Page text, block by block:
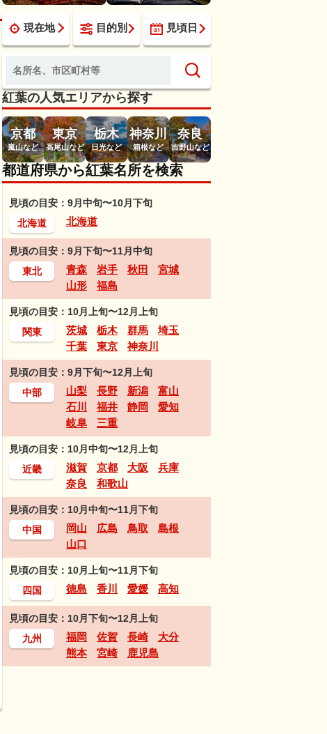
現在地 目的別 見頃日
紅葉の人気エリアから探す
京都
嵐山など
東京
高尾山など
栃木
日光など
神奈川
箱根など
奈良
吉野山など
都道府県から紅葉名所を検索
見頃の目安：9月中旬〜10月下旬
北海道
北海道
見頃の目安：9月下旬〜11月中旬
東北
青森 岩手 秋田
宮城
山形
福島
見頃の目安：10月上旬〜12月上旬
関東
茨城 栃木 群馬
埼玉
千葉
東京 神奈川
見頃の目安：9月下旬〜12月上旬
中部
山梨 長野 新潟
富山
石川
福井 静岡
愛知
岐阜
三重
見頃の目安：10月中旬〜12月上旬
近畿
滋賀 京都 大阪
兵庫
奈良
和歌山
見頃の目安：10月中旬〜11月下旬
中国
岡山 広島 鳥取
島根
山口
見頃の目安：10月上旬〜11月下旬
四国
徳島 香川 愛媛 高知
見頃の目安：10月下旬〜12月上旬
九州
福岡 佐賀 長崎
大分
熊本
宮崎 鹿児島